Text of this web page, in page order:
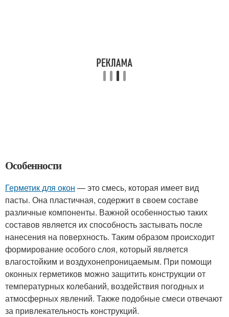
Особенности
Герметик для окон — это смесь, которая имеет вид
пасты. Она пластичная, содержит в своем составе
различные компоненты. Важной особенностью таких
составов является их способность застывать после
нанесения на поверхность. Таким образом происходит
формирование особого слоя, который является
влагостойким и воздухонепроницаемым. При помощи
оконных герметиков можно защитить конструкции от
температурных колебаний, воздействия погодных и
атмосферных явлений. Также подобные смеси отвечают
за привлекательность конструкций.